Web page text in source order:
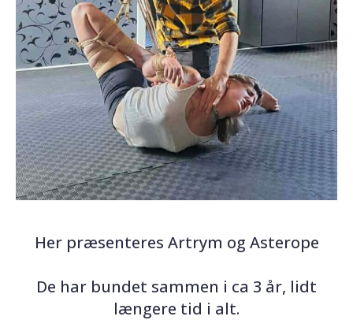
Her præsenteres Artrym og Asterope
De har bundet sammen i ca 3 år, lidt
længere tid i alt.